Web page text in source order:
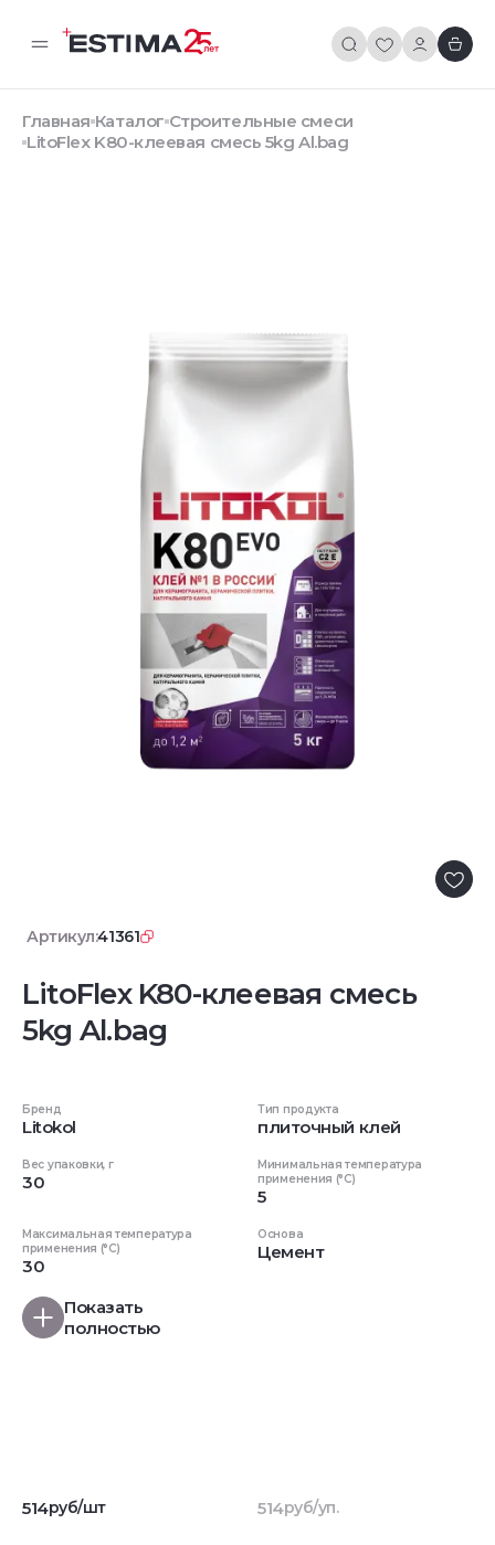
Главная Каталог Строительные смеси
LitoFlex K80-клеевая смесь 5kg Al.bag
Артикул:41361
LitoFlex K80-клеевая смесь
5kg Al.bag
Бренд
Litokol
Тип продукта
плиточный клей
Вес упаковки, г
30
Минимальная температура
применения (°C)
5
Максимальная температура
применения (°C)
30
Основа
Цемент
Показать
полностью
514руб/шт 514руб/уп.